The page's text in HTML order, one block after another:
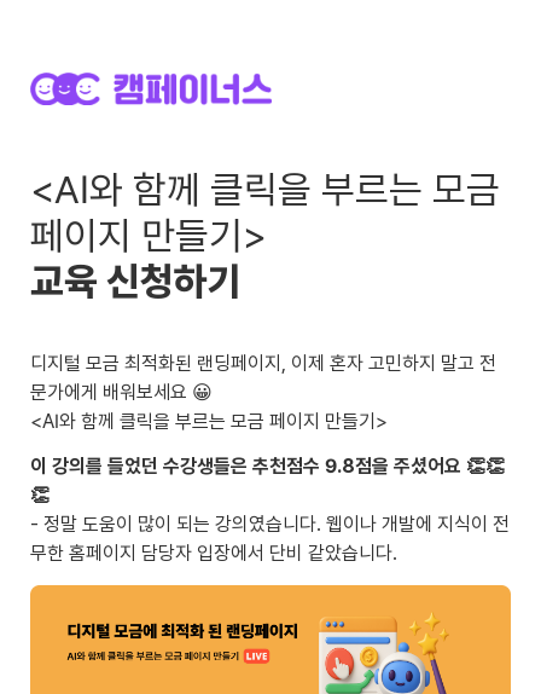
<AI와 함께 클릭을 부르는 모금
교육 신청하기
디지털 모금 최적화된 랜딩페이지, 이제 혼자 고민하지 말고 전
문가에게 배워보세요 😀
<AI와 함께 클릭을 부르는 모금 페이지 만들기>
이 강의를 들었던 수강생들은 추천점수 9.8점을 주셨어요 👏👏
- 정말 도움이 많이 되는 강의였습니다. 웹이나 개발에 지식이 전